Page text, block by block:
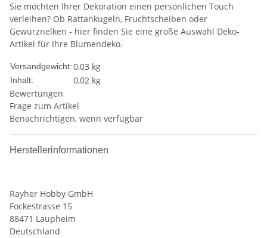
Sie möchten Ihrer Dekoration einen persönlichen Touch
verleihen? Ob Rattankugeln, Fruchtscheiben oder
Gewürznelken - hier finden Sie eine große Auswahl Deko-
Artikel für Ihre Blumendeko.
Versandgewicht:0,03 kg
Inhalt:
0,02 kg
Bewertungen
Frage zum Artikel
Benachrichtigen, wenn verfügbar
Herstellerinformationen
Rayher Hobby GmbH
Fockestrasse 15
88471 Laupheim
Deutschland